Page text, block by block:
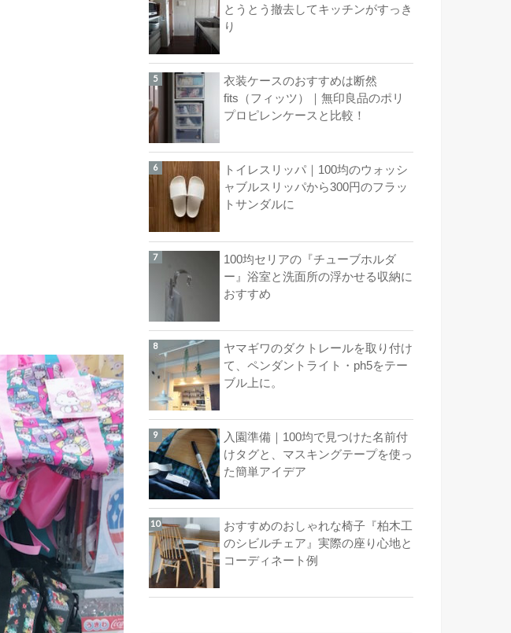
とうとう撤去してキッチンがすっき
り
衣装ケースのおすすめは断然
fits（フィッツ）｜無印良品のポリ
プロピレンケースと比較！
トイレスリッパ｜100均のウォッシ
ャブルスリッパから300円のフラッ
トサンダルに
100均セリアの『チューブホルダ
ー』浴室と洗面所の浮かせる収納に
おすすめ
ヤマギワのダクトレールを取り付け
て、ペンダントライト・ph5をテー
ブル上に。
入園準備｜100均で見つけた名前付
けタグと、マスキングテープを使っ
た簡単アイデア
おすすめのおしゃれな椅子『柏木工
のシビルチェア』実際の座り心地と
コーディネート例